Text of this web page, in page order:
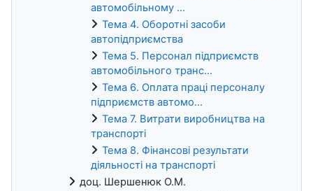
автомобільному ...
Тема 4. Оборотні засоби
автопідприємства
Тема 5. Персонал підприємств
автомобільного транс...
Тема 6. Оплата праці персоналу
підприємств автомо...
Тема 7. Витрати виробництва на
транспорті
Тема 8. Фінансові результати
діяльності на транспорті
доц. Шершенюк О.М.